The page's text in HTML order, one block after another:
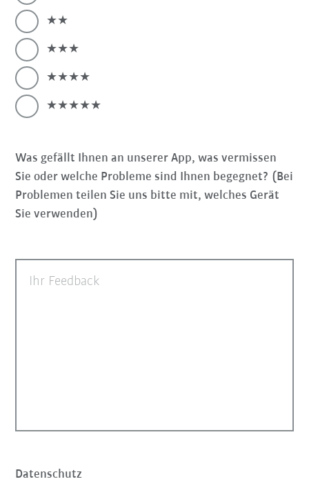
★★
★★★
★★★★
★★★★★
Was gefällt Ihnen an unserer App, was vermissen
Sie oder welche Probleme sind Ihnen begegnet? (Bei
Problemen teilen Sie uns bitte mit, welches Gerät
Sie verwenden)
Ihr Feedback
Datenschutz